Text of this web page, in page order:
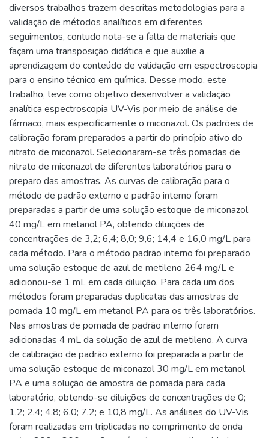
diversos trabalhos trazem descritas metodologias para a
validação de métodos analíticos em diferentes
seguimentos, contudo nota-se a falta de materiais que
façam uma transposição didática e que auxilie a
aprendizagem do conteúdo de validação em espectroscopia
para o ensino técnico em química. Desse modo, este
trabalho, teve como objetivo desenvolver a validação
analítica espectroscopia UV-Vis por meio de análise de
fármaco, mais especificamente o miconazol. Os padrões de
calibração foram preparados a partir do princípio ativo do
nitrato de miconazol. Selecionaram-se três pomadas de
nitrato de miconazol de diferentes laboratórios para o
preparo das amostras. As curvas de calibração para o
método de padrão externo e padrão interno foram
preparadas a partir de uma solução estoque de miconazol
40 mg/L em metanol PA, obtendo diluições de
concentrações de 3,2; 6,4; 8,0; 9,6; 14,4 e 16,0 mg/L para
cada método. Para o método padrão interno foi preparado
uma solução estoque de azul de metileno 264 mg/L e
adicionou-se 1 mL em cada diluição. Para cada um dos
métodos foram preparadas duplicatas das amostras de
pomada 10 mg/L em metanol PA para os três laboratórios.
Nas amostras de pomada de padrão interno foram
adicionadas 4 mL da solução de azul de metileno. A curva
de calibração de padrão externo foi preparada a partir de
uma solução estoque de miconazol 30 mg/L em metanol
PA e uma solução de amostra de pomada para cada
laboratório, obtendo-se diluições de concentrações de 0;
1,2; 2,4; 4,8; 6,0; 7,2; e 10,8 mg/L. As análises do UV-Vis
foram realizadas em triplicadas no comprimento de onda